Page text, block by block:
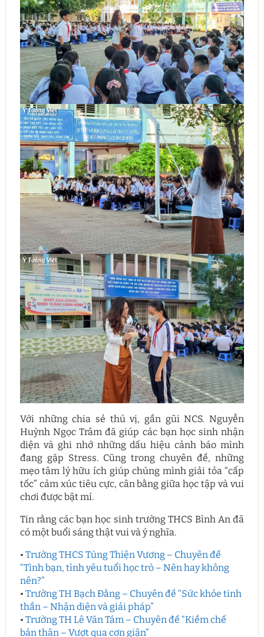
Với những chia sẻ thú vị, gần gũi NCS. Nguyễn
Huỳnh Ngọc Trâm đã giúp các bạn học sinh nhận
diện và ghi nhớ những dấu hiệu cảnh báo mình
đang gặp Stress. Cũng trong chuyên đề, những
mẹo tâm lý hữu ích giúp chúng mình giải tỏa “cấp
tốc” cảm xúc tiêu cực, cân bằng giữa học tập và vui
chơi được bật mí.
Tin rằng các bạn học sinh trường THCS Bình An đã
có một buổi sáng thật vui và ý nghĩa.
• Trường THCS Tùng Thiện Vương – Chuyên đề
“Tình bạn, tình yêu tuổi học trò – Nên hay không
nên?”
• Trường TH Bạch Đằng – Chuyên đề “Sức khỏe tinh
thần – Nhận diện và giải pháp”
• Trường TH Lê Văn Tám – Chuyên đề “Kiềm chế
bản thân – Vượt qua cơn giận”